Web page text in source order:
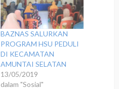
BAZNAS SALURKAN
PROGRAM HSU PEDULI
DI KECAMATAN
AMUNTAI SELATAN
13/05/2019
dalam "Sosial"